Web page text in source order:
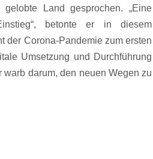
Land gesprochen. „Eine
betonte er in diesem
der Corona-Pandemie zum ersten
Umsetzung und Durchführung
darum, den neuen Wegen zu